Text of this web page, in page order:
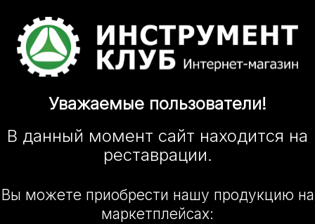
Уважаемые пользователи!
В данный момент сайт находится на
реставрации.
Вы можете приобрести нашу продукцию на
маркетплейсах: